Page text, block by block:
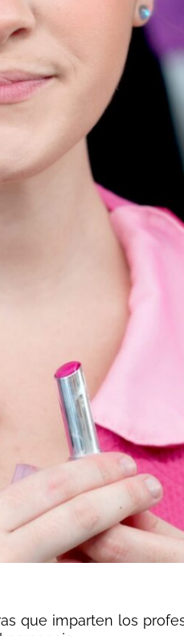
que imparten los